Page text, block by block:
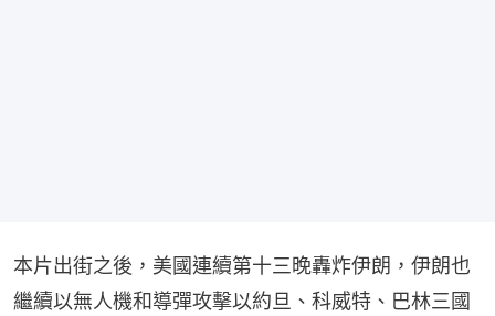
本片出街之後，美國連續第十三晚轟炸伊朗，伊朗也
繼續以無人機和導彈攻擊以約旦、科威特、巴林三國